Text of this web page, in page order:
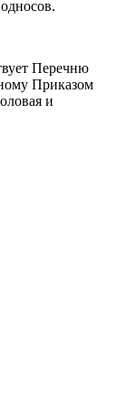
Перечню
Приказом
и